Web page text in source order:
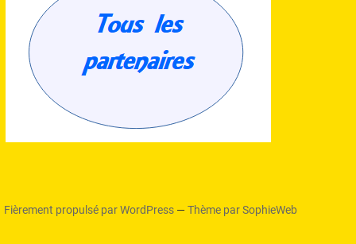
Fièrement propulsé par WordPress —Thème par SophieWeb